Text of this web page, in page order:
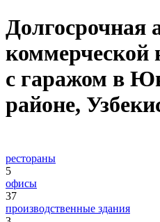
Долгосрочная
коммерческой
с гаражом в
районе,
рестораны
5
офисы
37
производственные здания